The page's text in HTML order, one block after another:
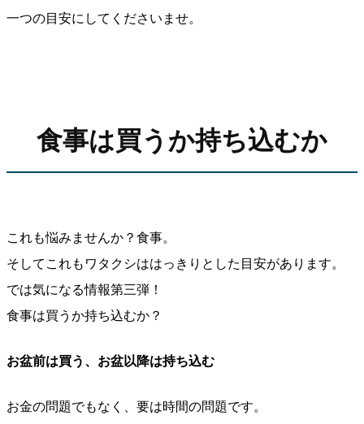
一つの目安にしてくださいませ。
食事は買うか持ち込むか
これも悩みませんか？食事。
そしてこれもワタクシははっきりとした目安があります。
では気になる情報第三弾！
食事は買うか持ち込むか？
お盆前は買う、お盆以降は持ち込む
お金の問題でもなく、要は時間の問題です。